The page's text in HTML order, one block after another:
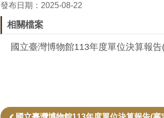
發布日期：2025-08-22
相關檔案
國立臺灣博物館113年度單位決算報